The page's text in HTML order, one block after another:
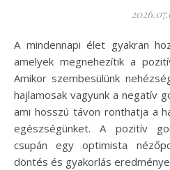
A mindennapi élet gyakran hoz elő váratlan kihívásokat,
amelyek megnehezítik a
Amikor szembesülünk
hajlamosak vagyunk a negatív
ami hosszú távon ronthatja a
egészségünket. A pozitív
csupán egy optimista
döntés és gyakorlás